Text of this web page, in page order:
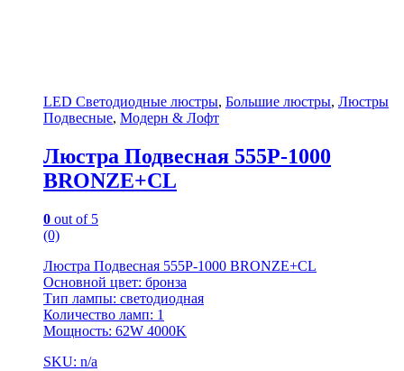
LED Светодиодные люстры, Большие люстры, Люстры
Подвесные, Модерн & Лофт
Люстра Подвесная 555P-1000
BRONZE+CL
0 out of 5
(0)
Люстра Подвесная 555P-1000 BRONZE+CL
Основной цвет: бронза
Тип лампы: светодиодная
Количество ламп: 1
Мощность: 62W 4000K
SKU: n/a